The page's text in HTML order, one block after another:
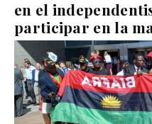
en el
participar en la